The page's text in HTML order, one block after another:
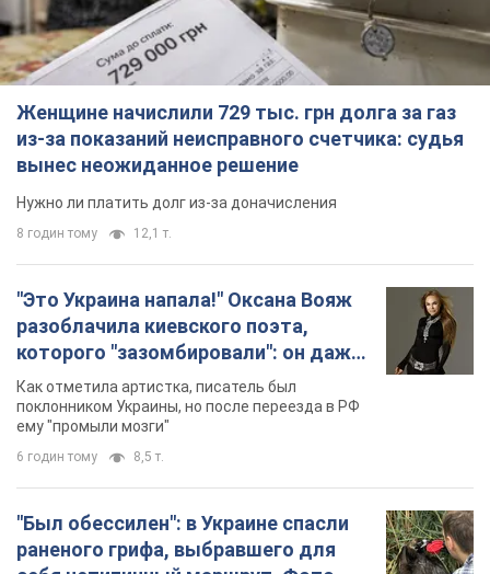
"Это Украина напала!" Оксана Вояж
разоблачила киевского поэта,
которого "зазомбировали": он даже
геноцида украинцев
Как отметила артистка, писатель был
поклонником Украины, но после переезда в РФ
ему "промыли мозги"
6 годин тому 8,5 т.
"Был обессилен": в Украине спасли
раненого грифа, выбравшего для
себя нетипичный маршрут. Фото
Пострадавшую птицу обнаружили на границе
Киевской и Черкасской областей
6 годин тому